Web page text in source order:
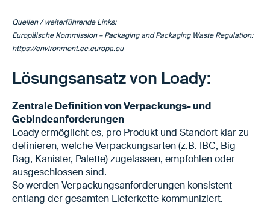
Quellen / weiterführende Links:
Europäische Kommission – Packaging and Packaging Waste Regulation:
https://environment.ec.europa.eu
Lösungsansatz von Loady:
Zentrale Definition von Verpackungs- und
Gebindeanforderungen
Loady ermöglicht es, pro Produkt und Standort klar zu
definieren, welche Verpackungsarten (z.B. IBC, Big
Bag, Kanister, Palette) zugelassen, empfohlen oder
ausgeschlossen sind.
So werden Verpackungsanforderungen konsistent
entlang der gesamten Lieferkette kommuniziert.